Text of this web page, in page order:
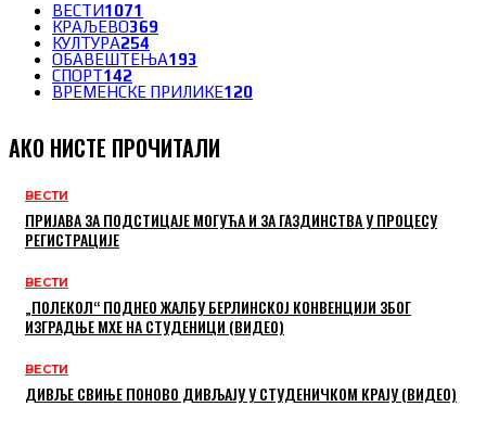
ВЕСТИ1071
КРАЉЕВО369
КУЛТУРА254
ОБАВЕШТЕЊА193
СПОРТ142
ВРЕМЕНСКЕ ПРИЛИКЕ120
АКО НИСТЕ ПРОЧИТАЛИ
ВЕСТИ
ПРИЈАВА ЗА ПОДСТИЦАЈЕ МОГУЋА И ЗА ГАЗДИНСТВА У ПРОЦЕСУ
РЕГИСТРАЦИЈЕ
ВЕСТИ
„ПОЛЕКОЛ“ ПОДНЕО ЖАЛБУ БЕРЛИНСКОЈ КОНВЕНЦИЈИ ЗБОГ
ИЗГРАДЊЕ МХЕ НА СТУДЕНИЦИ (ВИДЕО)
ВЕСТИ
ДИВЉЕ СВИЊЕ ПОНОВО ДИВЉАЈУ У СТУДЕНИЧКОМ КРАЈУ (ВИДЕО)